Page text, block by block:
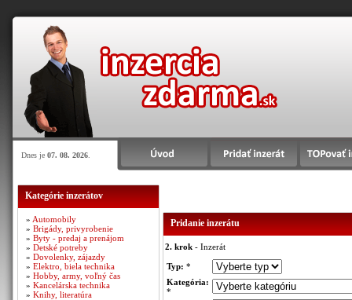
Dnes je 07. 08. 2026
Kategórie inzerátov
» Automobily
» Brigády, privyrobenie
» Byty - predaj a prenájom
» Detské potreby
» Dovolenky, zájazdy
» Elektro, biela technika
» Hobby, army, voľný čas
» Kancelárska technika
» Knihy, literatúra
Pridanie inzerátu
2. krok - Inzerát
Typ: *
Kategória:
*